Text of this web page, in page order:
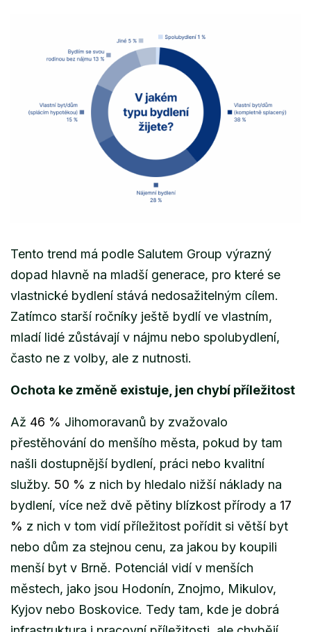
Tento trend má podle Salutem Group výrazný
dopad hlavně na mladší generace, pro které se
vlastnické bydlení stává nedosažitelným cílem.
Zatímco starší ročníky ještě bydlí ve vlastním,
mladí lidé zůstávají v nájmu nebo spolubydlení,
často ne z volby, ale z nutnosti.
Ochota ke změně existuje, jen chybí příležitost
Až 46 % Jihomoravanů by zvažovalo
přestěhování do menšího města, pokud by tam
našli dostupnější bydlení, práci nebo kvalitní
služby. 50 % z nich by hledalo nižší náklady na
bydlení, více než dvě pětiny blízkost přírody a 17
% z nich v tom vidí příležitost pořídit si větší byt
nebo dům za stejnou cenu, za jakou by koupili
menší byt v Brně. Potenciál vidí v menších
městech, jako jsou Hodonín, Znojmo, Mikulov,
Kyjov nebo Boskovice. Tedy tam, kde je dobrá